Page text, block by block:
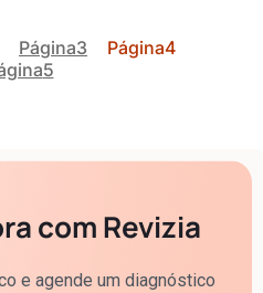
Página3 Página4
5
com Revizia
e agende um diagnóstico